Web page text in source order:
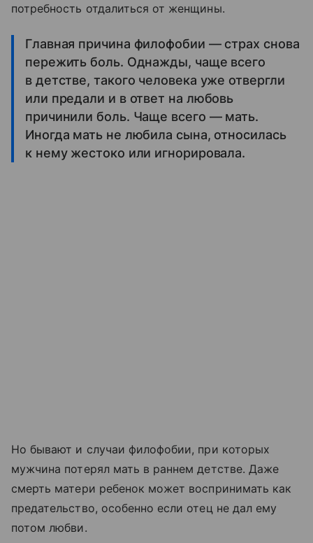
потребность отдалиться от женщины.
Главная причина филофобии — страх снова
пережить боль. Однажды, чаще всего
в детстве, такого человека уже отвергли
или предали и в ответ на любовь
причинили боль. Чаще всего — мать.
Иногда мать не любила сына, относилась
к нему жестоко или игнорировала.
Но бывают и случаи филофобии, при которых
мужчина потерял мать в раннем детстве. Даже
смерть матери ребенок может воспринимать как
предательство, особенно если отец не дал ему
потом любви.